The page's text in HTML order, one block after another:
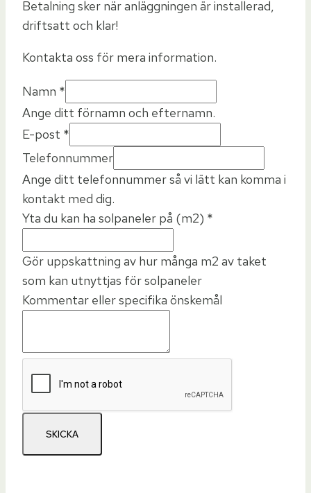
Betalning sker när anläggningen är installerad,
driftsatt och klar!
Kontakta oss för mera information.
Namn *
Ange ditt förnamn och efternamn.
E-post *
Telefonnummer
Ange ditt telefonnummer så vi lätt kan komma i
kontakt med dig.
Yta du kan ha solpaneler på (m2) *
Gör uppskattning av hur många m2 av taket
som kan utnyttjas för solpaneler
Kommentar eller specifika önskemål
SKICKA